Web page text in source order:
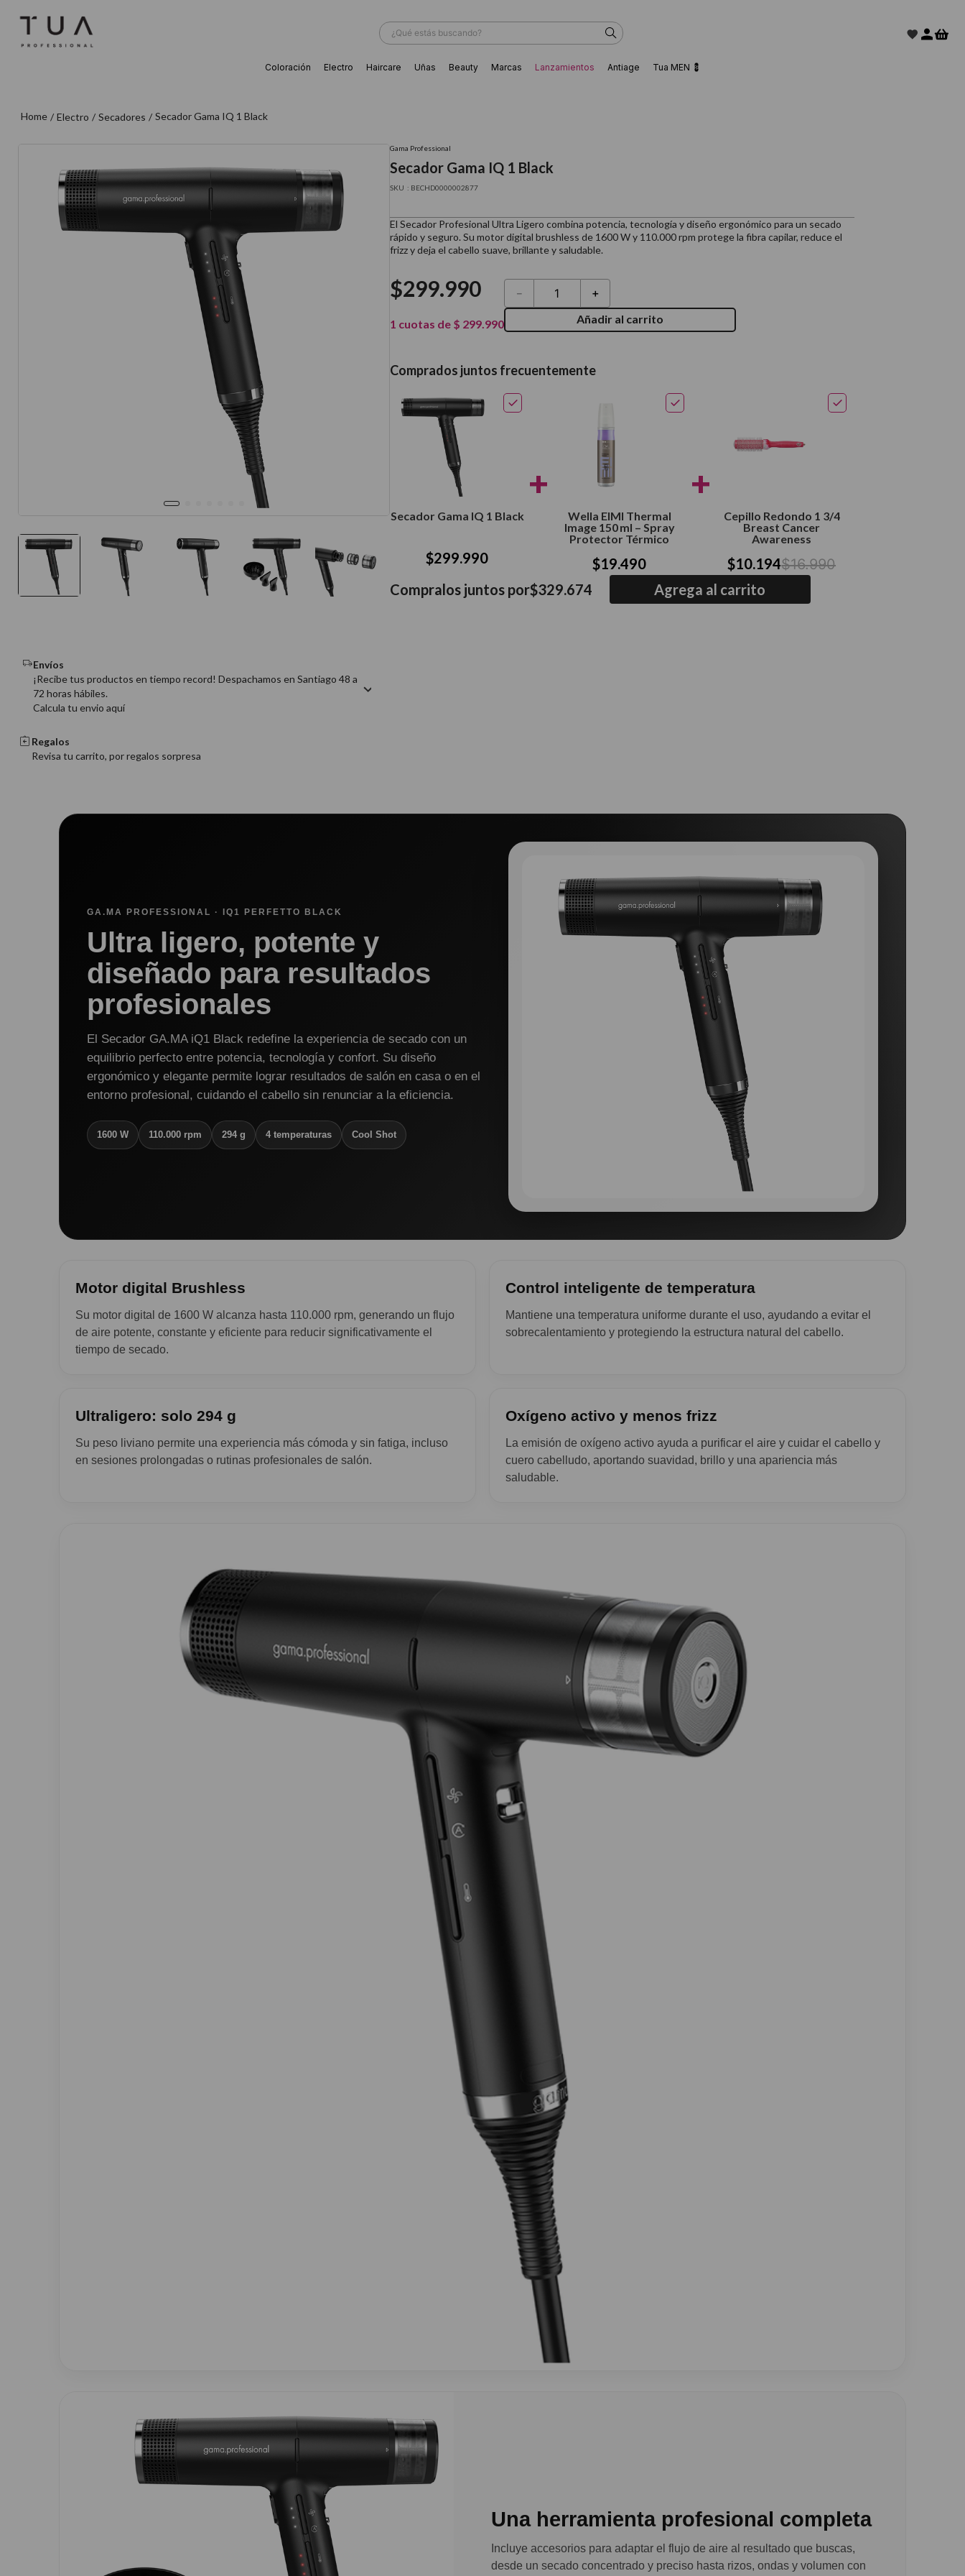
¿Qué estás buscando?
Coloración Electro Haircare Uñas Beauty Marcas Lanzamientos Antiage Tua MEN 💈
Electro Secadores Secador Gama IQ 1 Black
Envíos
¡Recibe tus productos en tiempo record! Despachamos en Santiago 48 a
72 horas hábiles.
Calcula tu envio aquí
Regalos
Revisa tu carrito, por regalos sorpresa
Gama Professional
Secador Gama IQ 1 Black
: BECHD0000002877
El Secador Profesional Ultra Ligero combina potencia, tecnología y diseño ergonómico para un secado
rápido y seguro. Su motor digital brushless de 1600 W y 110.000 rpm protege la fibra capilar, reduce el
frizz y deja el cabello suave, brillante y saludable.
$299.990
1 cuotas de $ 299.990
＋
－
Añadir al carrito
Comprados juntos frecuentemente
Secador Gama IQ 1 Black
$299.990
+
Wella EIMI Thermal
Image 150 ml – Spray
Protector Térmico
$19.490
+
Cepillo Redondo 1 3/4
Breast Cancer
Awareness
$10.194$16.990
Compralos juntos por$329.674 Agrega al carrito
GA.MA PROFESSIONAL · IQ1 PERFETTO BLACK
Ultra ligero, potente y
diseñado para resultados
profesionales
El Secador GA.MA iQ1 Black redefine la experiencia de secado con un
equilibrio perfecto entre potencia, tecnología y confort. Su diseño
ergonómico y elegante permite lograr resultados de salón en casa o en el
entorno profesional, cuidando el cabello sin renunciar a la eficiencia.
1600 W 110.000 rpm 294 g 4 temperaturas Cool Shot
Motor digital Brushless
Su motor digital de 1600 W alcanza hasta 110.000 rpm, generando un flujo
de aire potente, constante y eficiente para reducir significativamente el
tiempo de secado.
Control inteligente de temperatura
Mantiene una temperatura uniforme durante el uso, ayudando a evitar el
sobrecalentamiento y protegiendo la estructura natural del cabello.
Ultraligero: solo 294 g
Su peso liviano permite una experiencia más cómoda y sin fatiga, incluso
en sesiones prolongadas o rutinas profesionales de salón.
Oxígeno activo y menos frizz
La emisión de oxígeno activo ayuda a purificar el aire y cuidar el cabello y
cuero cabelludo, aportando suavidad, brillo y una apariencia más
saludable.
Una herramienta profesional completa
Incluye accesorios para adaptar el flujo de aire al resultado que buscas,
desde un secado concentrado y preciso hasta rizos, ondas y volumen con
shampoo
6. gama
10